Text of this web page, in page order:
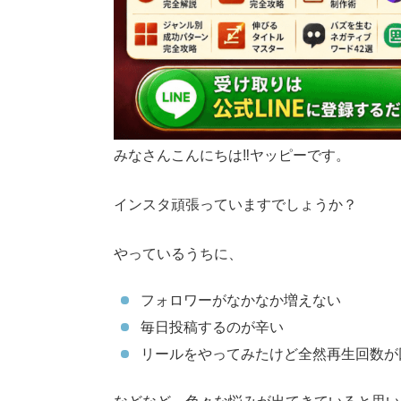
みなさんこんにちは‼︎ヤッピーです。
インスタ頑張っていますでしょうか？
やっているうちに、
フォロワーがなかなか増えない
毎日投稿するのが辛い
リールをやってみたけど全然再生回数